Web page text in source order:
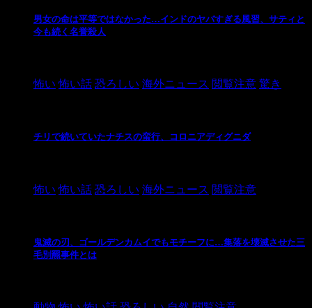
男女の命は平等ではなかった…インドのヤバすぎる風習、サティと
今も続く名誉殺人
怖い 怖い話 恐ろしい 海外ニュース 閲覧注意 驚き
チリで続いていたナチスの蛮行、コロニアディグニダ
怖い 怖い話 恐ろしい 海外ニュース 閲覧注意
鬼滅の刃、ゴールデンカムイでもモチーフに…集落を壊滅させた三
毛別羆事件とは